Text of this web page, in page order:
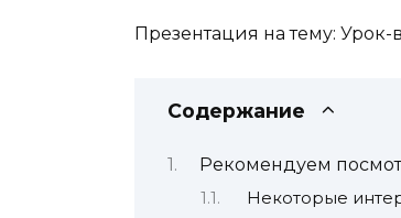
Презентация на тему:
Содержание
Рекомендуем
Некоторые